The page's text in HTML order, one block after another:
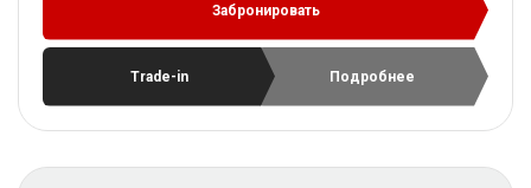
Забронировать
Trade-in Подробнее